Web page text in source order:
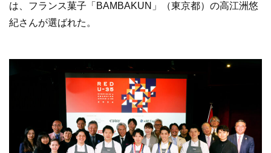
は、フランス菓子「BAMBAKUN」（東京都）の高江洲悠
紀さんが選ばれた。